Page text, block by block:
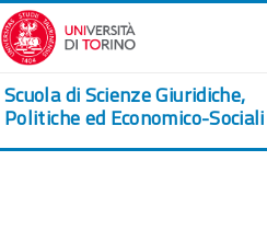
跳到主要内容
Scuola di Scienze Giuridiche,
Politiche ed Economico-Sociali